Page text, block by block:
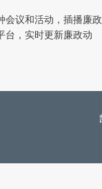
会议和活动，插播廉政
台，实时更新廉政动